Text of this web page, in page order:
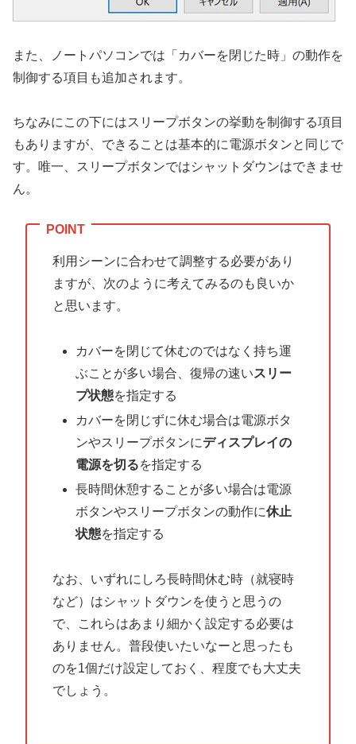
また、ノートパソコンでは「カバーを閉じた時」の動作を
制御する項目も追加されます。
ちなみにこの下にはスリープボタンの挙動を制御する項目
もありますが、できることは基本的に電源ボタンと同じで
す。唯一、スリープボタンではシャットダウンはできませ
ん。
利用シーンに合わせて調整する必要があり
ますが、次のように考えてみるのも良いか
と思います。
カバーを閉じて休むのではなく持ち運
ぶことが多い場合、復帰の速いスリー
プ状態を指定する
カバーを閉じずに休む場合は電源ボタ
ンやスリープボタンにディスプレイの
電源を切るを指定する
長時間休憩することが多い場合は電源
ボタンやスリープボタンの動作に休止
状態を指定する
なお、いずれにしろ長時間休む時（就寝時
など）はシャットダウンを使うと思うの
で、これらはあまり細かく設定する必要は
ありません。普段使いたいなーと思ったも
のを1個だけ設定しておく、程度でも大丈夫
でしょう。